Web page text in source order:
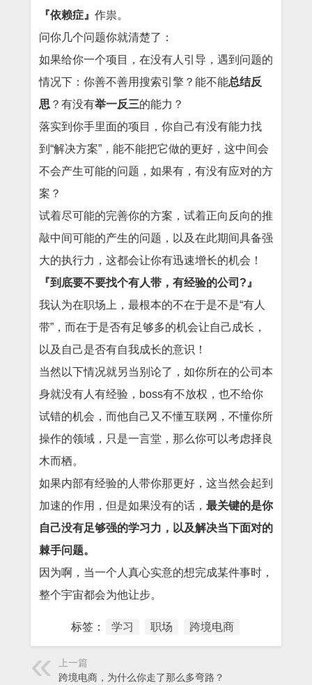
『依赖症』 作祟。
问你几个问题你就清楚了：
如果给你一个项目，在没有人引导，遇到问题的
情况下：你善不善用搜索引擎？能不能总结反
思 ？有没有举一反三的能力？
落实到你手里面的项目，你自己有没有能力找
到“解决方案”，能不能把它做的更好，这中间会
不会产生可能的问题，如果有，有没有应对的方
案？
试着尽可能的完善你的方案，试着正向反向的推
敲中间可能的产生的问题，以及在此期间具备强
大的执行力，这都会让你有迅速增长的机会！
『到底要不要找个有人带，有经验的公司?』
我认为在职场上，最根本的不在于是不是“有人
带”，而在于是否有足够多的机会让自己成长，
以及自己是否有自我成长的意识！
当然以下情况就另当别论了，如你所在的公司本
身就没有人有经验，boss有不放权，也不给你
试错的机会，而他自己又不懂互联网，不懂你所
操作的领域，只是一言堂，那么你可以考虑择良
木而栖。
如果内部有经验的人带你那更好，这当然会起到
加速的作用，但是如果没有的话， 最关键的是你
自己没有足够强的学习力，以及解决当下面对的
棘手问题。
因为啊，当一个人真心实意的想完成某件事时，
整个宇宙都会为他让步。
标签： 学习 职场 跨境电商
上一篇
跨境电商，为什么你走了那么多弯路？